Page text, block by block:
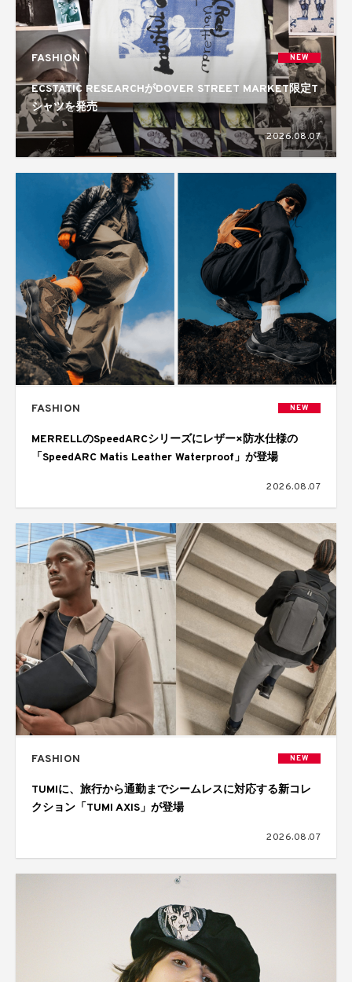
FASHION NEW
ECSTATIC RESEARCHがDOVER STREET MARKET限定T
シャツを発売
2026.08.07
FASHION NEW
MERRELLのSpeedARCシリーズにレザー×防水仕様の
「SpeedARC Matis Leather Waterproof」が登場
2026.08.07
FASHION NEW
TUMIに、旅行から通勤までシームレスに対応する新コレ
クション「TUMI AXIS」が登場
2026.08.07